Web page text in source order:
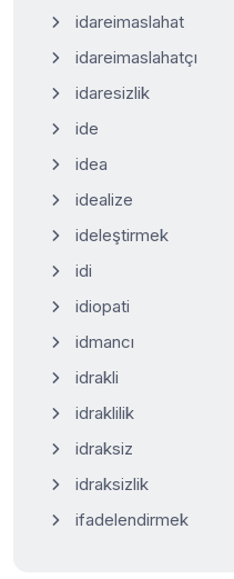
idareimaslahat
idareimaslahatçı
idaresizlik
ide
idea
idealize
ideleştirmek
idi
idiopati
idmancı
idrakli
idraklilik
idraksiz
idraksizlik
ifadelendirmek